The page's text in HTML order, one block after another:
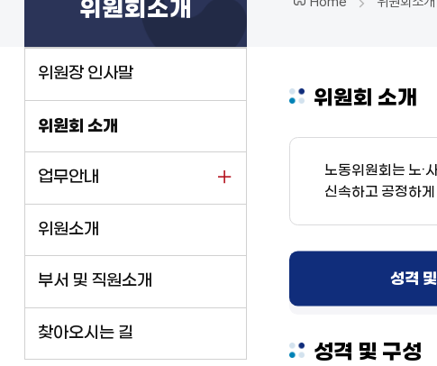
위원회소개
위원장 인사말
위원회 소개
업무안내
위원소개
부서 및 직원소개
찾아오시는 길
위원회 소개
노동위원회는 노·
신속하고 공정하
성격
성격 및 구성